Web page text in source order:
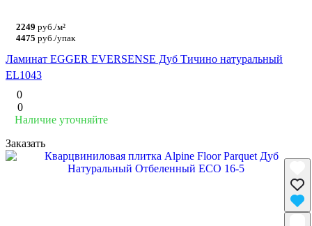
2249 руб./м²
4475 руб./упак
Ламинат EGGER EVERSENSE Дуб Тичино натуральный
EL1043
0
0
Наличие уточняйте
Заказать